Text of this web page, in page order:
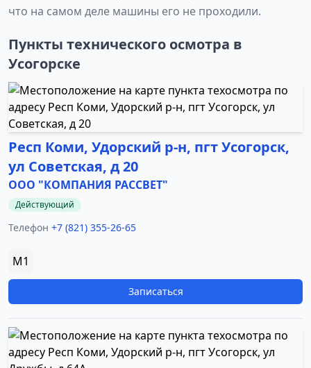
что на самом деле машины его не проходили.
Пункты технического осмотра в
Усогорске
Респ Коми, Удорский р-н, пгт Усогорск,
ул Советская, д 20
ООО "КОМПАНИЯ РАССВЕТ"
Действующий
Телефон +7 (821) 355-26-65
M1
Записаться